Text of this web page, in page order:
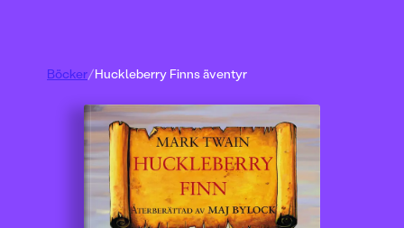
Böcker/Huckleberry Finns äventyr